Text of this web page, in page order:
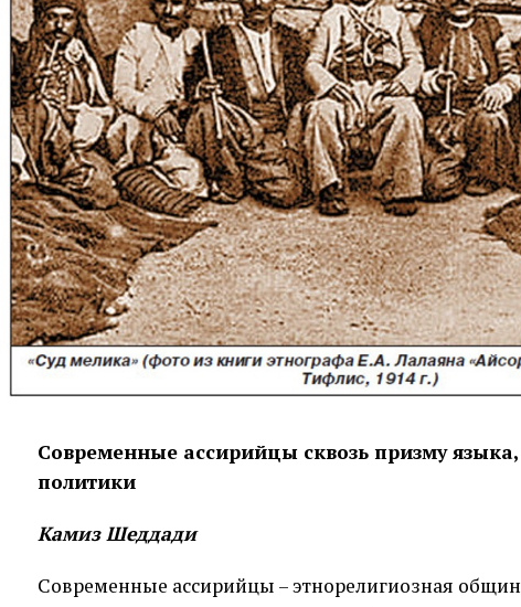
Современные ассирийцы сквозь призму
политики
Камиз Шеддади
Современные ассирийцы – этнорелигиозная